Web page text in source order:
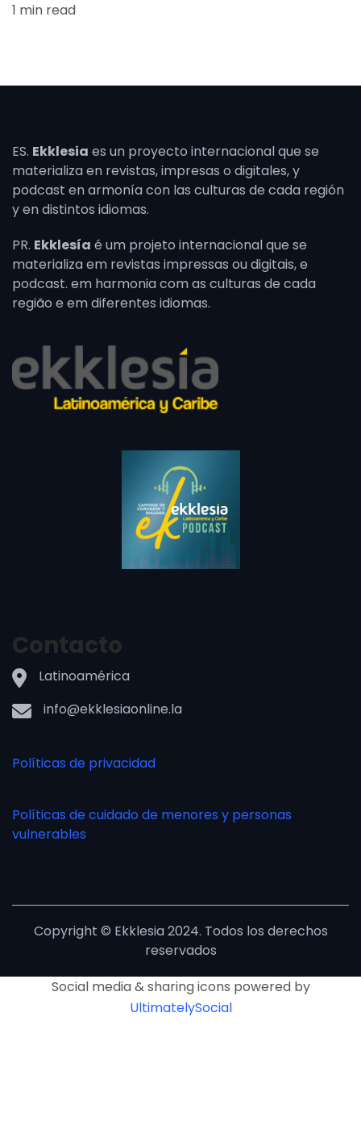
1 min read
ES. Ekklesia es un proyecto internacional que se
materializa en revistas, impresas o digitales, y
podcast en armonía con las culturas de cada región
y en distintos idiomas.
PR. Ekklesía é um projeto internacional que se
materializa em revistas impressas ou digitais, e
podcast. em harmonia com as culturas de cada
região e em diferentes idiomas.
Contacto
Latinoamérica
info@ekklesiaonline.la
Políticas de privacidad
Políticas de cuidado de menores y personas
vulnerables
Copyright © Ekklesia 2024. Todos los derechos
reservados
Social media & sharing icons powered by
UltimatelySocial